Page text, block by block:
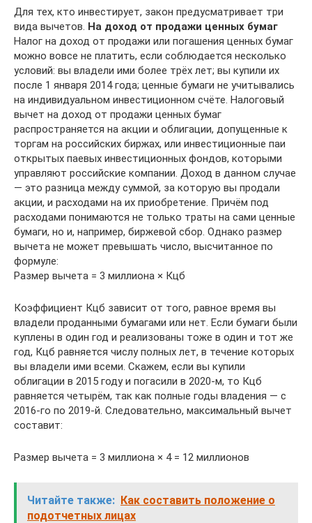
Для тех, кто инвестирует, закон предусматривает три
вида вычетов. На доход от продажи ценных бумаг
Налог на доход от продажи или погашения ценных бумаг
можно вовсе не платить, если соблюдается несколько
условий: вы владели ими более трёх лет; вы купили их
после 1 января 2014 года; ценные бумаги не учитывались
на индивидуальном инвестиционном счёте. Налоговый
вычет на доход от продажи ценных бумаг
распространяется на акции и облигации, допущенные к
торгам на российских биржах, или инвестиционные паи
открытых паевых инвестиционных фондов, которыми
управляют российские компании. Доход в данном случае
— это разница между суммой, за которую вы продали
акции, и расходами на их приобретение. Причём под
расходами понимаются не только траты на сами ценные
бумаги, но и, например, биржевой сбор. Однако размер
вычета не может превышать число, высчитанное по
формуле:
Размер вычета = 3 миллиона × Кцб
Коэффициент Кцб зависит от того, равное время вы
владели проданными бумагами или нет. Если бумаги были
куплены в один год и реализованы тоже в один и тот же
год, Кцб равняется числу полных лет, в течение которых
вы владели ими всеми. Скажем, если вы купили
облигации в 2015 году и погасили в 2020‑м, то Кцб
равняется четырём, так как полные годы владения — с
2016‑го по 2019‑й. Следовательно, максимальный вычет
составит:
Размер вычета = 3 миллиона × 4 = 12 миллионов
Читайте также: Как составить положение о
подотчетных лицах